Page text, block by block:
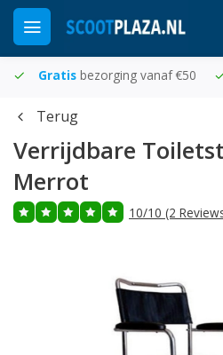
Gratis bezorging vanaf €50
Terug
Verrijdbare
Merrot
10/10 (2